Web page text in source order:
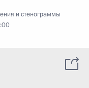
и стенограммы